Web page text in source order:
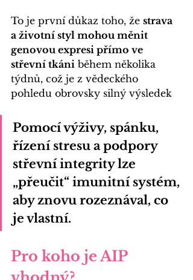
To je první důkaz toho, že strava
a životní styl mohou měnit
genovou expresi přímo ve
střevní tkáni během několika
týdnů, což je z vědeckého
pohledu obrovsky silný výsledek
Pomocí výživy, spánku,
řízení stresu a podpory
střevní integrity lze
„přeučit“ imunitní systém,
aby znovu rozeznával, co
je vlastní.
Pro koho je AIP